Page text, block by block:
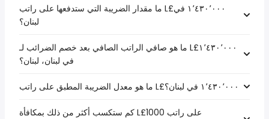
ما مقدار الضريبة التي ستدفعها على راتب L£‏١٬٤٣٠٬٠٠٠ في
لبنان؟
ما هو صافي الراتب الصافي بعد خصم الضرائب لـ L£‏١٬٤٣٠٬٠٠٠
في لبنان، لبنان؟
كم ستكسب أكثر من ذلك بمكافأة L£1000 على راتب